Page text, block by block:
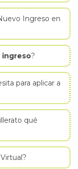
Ingreso en
ingreso?
para aplicar a
qué